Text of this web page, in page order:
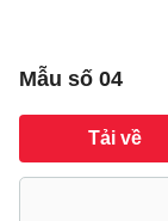
Mẫu số 04
Tải về